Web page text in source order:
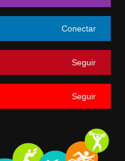
Conectar
Seguir
Seguir